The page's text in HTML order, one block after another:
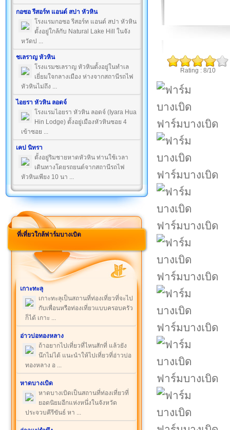
กอซอ รีสอร์ท แอนด์ สปา หัวหิน
โรงแรมกอซอ รีสอร์ท แอนด์ สปา หัวหิน
ตั้งอยู่ใกล้กับ Natural Lake Hill ในจัง
หวัดป ...
ชเลราญ หัวหิน
โรงแรมชเลราญ หัวหินตั้งอยู่ในทำเล
เยี่ยมใจกลางเมือง ห่างจากสถานีรถไฟ
หัวหินไม่ถึง ...
ไอยรา หัวหิน ลอดจ์
โรงแรมไอยรา หัวหิน ลอดจ์ (Iyara Hua
Hin Lodge) ตั้งอยู่เมืองหัวหินซอย 4
เข้าซอย ...
เคป นิทรา
ตั้งอยู่ริมชายหาดหัวหิน ท่านใช้เวลา
เดินทางโดยรถยนต์จากสถานีรถไฟ
หัวหินเพียง 10 นา ...
ที่เที่ยวใกล้ฟาร์มบางเบิด
เกาะทะลุ
เกาะทะลุเป็นสถานที่ท่องเที่ยวที่จะไป
กับเพื่อนหรือท่องเที่ยวแบบครอบครัว
ก็ได้ เกาะ ...
อ่าวบ่อทองหลาง
ถ้าอยากไปเที่ยวที่ไหนสักที่ แล้วยัง
นึกไม่ได้ แนะนำให้ไปเที่ยวที่อ่าวบ่อ
ทองหลาง อ ...
หาดบางเบิด
หาดบางเบิดเป็นสถานที่ท่องเที่ยวที่
ยอดนิยมอีกแห่งหนึ่งในจังหวัด
ประจวบคีรีขันธ์ หา ...
Rating : 8/10
ฟาร์มบางเบิด
ฟาร์มบางเบิด
ฟาร์มบางเบิด
ฟาร์มบางเบิด
ฟาร์มบางเบิด
ฟาร์มบางเบิด